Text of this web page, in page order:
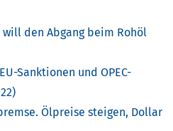
will den Abgang beim Rohöl
Sanktionen und OPEC-
Ölpreise steigen, Dollar